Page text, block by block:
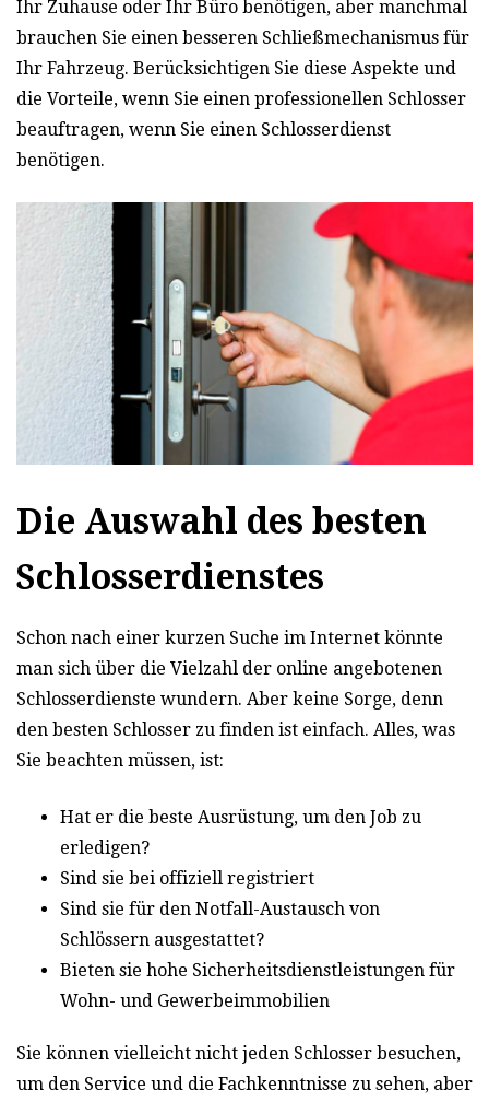
Ihr Zuhause oder Ihr Büro benötigen, aber manchmal
brauchen Sie einen besseren Schließmechanismus für
Ihr Fahrzeug. Berücksichtigen Sie diese Aspekte und
die Vorteile, wenn Sie einen professionellen Schlosser
beauftragen, wenn Sie einen Schlosserdienst
benötigen.
Die Auswahl des besten
Schlosserdienstes
Schon nach einer kurzen Suche im Internet könnte
man sich über die Vielzahl der online angebotenen
Schlosserdienste wundern. Aber keine Sorge, denn
den besten Schlosser zu finden ist einfach. Alles, was
Sie beachten müssen, ist:
Hat er die beste Ausrüstung, um den Job zu
erledigen?
Sind sie bei offiziell registriert
Sind sie für den Notfall-Austausch von
Schlössern ausgestattet?
Bieten sie hohe Sicherheitsdienstleistungen für
Wohn- und Gewerbeimmobilien
Sie können vielleicht nicht jeden Schlosser besuchen,
um den Service und die Fachkenntnisse zu sehen, aber